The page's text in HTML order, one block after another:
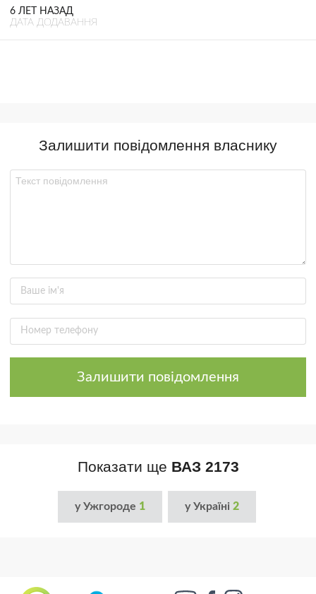
6 ЛЕТ НАЗАД
ДАТА ДОДАВАННЯ
Залишити повідомлення власнику
Залишити повідомлення
Показати ще ВАЗ 2173
у Ужгороде 1 у Україні 2